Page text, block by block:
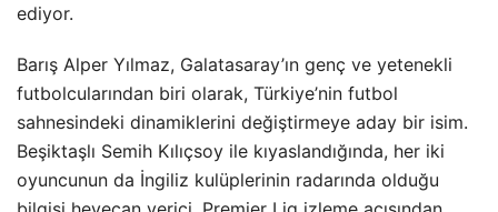
ediyor.
Barış Alper Yılmaz, Galatasaray’ın genç ve yetenekli
futbolcularından biri olarak, Türkiye’nin futbol
sahnesindeki dinamiklerini değiştirmeye aday bir isim.
Beşiktaşlı Semih Kılıçsoy ile kıyaslandığında, her iki
oyuncunun da İngiliz kulüplerinin radarında olduğu